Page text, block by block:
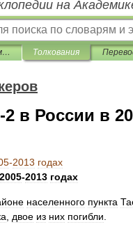
на
Энциклопедия ньюсмейкеров Толкования
в России в
-2013 годах
2005-2013 годах
населенного пункта
двое из них погибли